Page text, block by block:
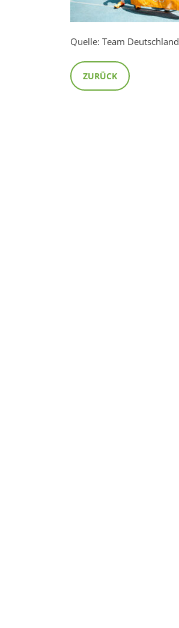
Quelle: Team Deutschland
ZURÜCK